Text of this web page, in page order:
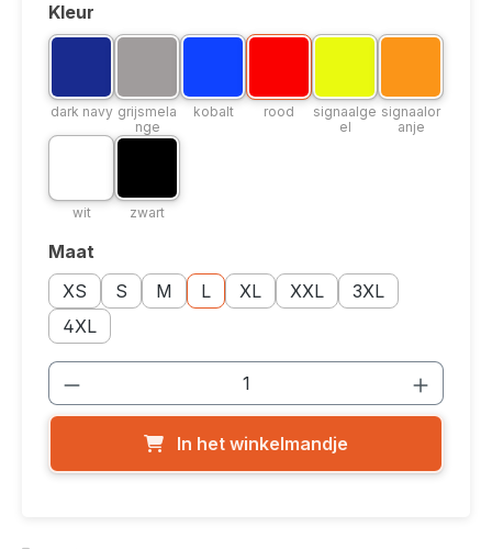
Selecteer
Kleur
Kleuroptie: dark navy
dark navy
Kleuroptie: grijsmelange
grijsmela
nge
Kleuroptie: kobalt
kobalt
Kleuroptie: rood
rood
Kleuroptie:
signaalge
el
Kleuroptie:
signaalor
anje
Kleuroptie: wit
wit
Kleuroptie: zwart
zwart
Selecteer
Maat
XS
Maatoptie: XS
S
Maatoptie: S
M
Maatoptie: M
L
Maatoptie: L
XL
Maatoptie: XL
XXL
Maatoptie: XXL
3XL
Maatoptie: 3XL
4XL
Maatoptie: 4XL
Producthoeveelheid: Voer de
In het winkelmandje